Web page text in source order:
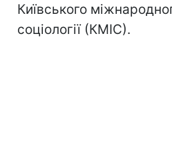
Київського
соціології (КМІС).